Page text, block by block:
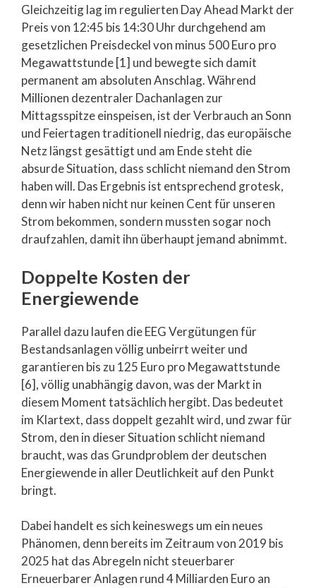
Gleichzeitig lag im regulierten Day Ahead Markt der
Preis von 12:45 bis 14:30 Uhr durchgehend am
gesetzlichen Preisdeckel von minus 500 Euro pro
Megawattstunde [1] und bewegte sich damit
permanent am absoluten Anschlag. Während
Millionen dezentraler Dachanlagen zur
Mittagsspitze einspeisen, ist der Verbrauch an Sonn
und Feiertagen traditionell niedrig, das europäische
Netz längst gesättigt und am Ende steht die
absurde Situation, dass schlicht niemand den Strom
haben will. Das Ergebnis ist entsprechend grotesk,
denn wir haben nicht nur keinen Cent für unseren
Strom bekommen, sondern mussten sogar noch
draufzahlen, damit ihn überhaupt jemand abnimmt.
Doppelte Kosten der
Energiewende
Parallel dazu laufen die EEG Vergütungen für
Bestandsanlagen völlig unbeirrt weiter und
garantieren bis zu 125 Euro pro Megawattstunde
[6], völlig unabhängig davon, was der Markt in
diesem Moment tatsächlich hergibt. Das bedeutet
im Klartext, dass doppelt gezahlt wird, und zwar für
Strom, den in dieser Situation schlicht niemand
braucht, was das Grundproblem der deutschen
Energiewende in aller Deutlichkeit auf den Punkt
bringt.
Dabei handelt es sich keineswegs um ein neues
Phänomen, denn bereits im Zeitraum von 2019 bis
2025 hat das Abregeln nicht steuerbarer
Erneuerbarer Anlagen rund 4 Milliarden Euro an